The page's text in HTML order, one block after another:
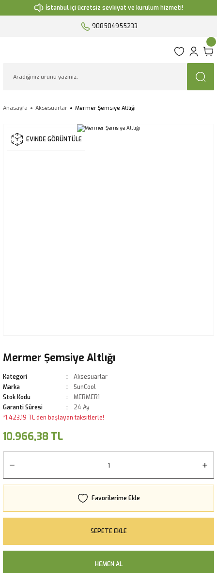
İstanbul içi ücretsiz sevkiyat ve kurulum hizmeti!
908504955233
Anasayfa Aksesuarlar Mermer Şemsiye Altlığı
EVİNDE GÖRÜNTÜLE
Mermer Şemsiye Altlığı
Kategori
Aksesuarlar
Marka
SunCool
Stok Kodu
MERMER1
Garanti Süresi
24 Ay
*1.423,19 TL den başlayan taksitlerle!
10.966,38 TL
SEPETE EKLE
HEMEN AL